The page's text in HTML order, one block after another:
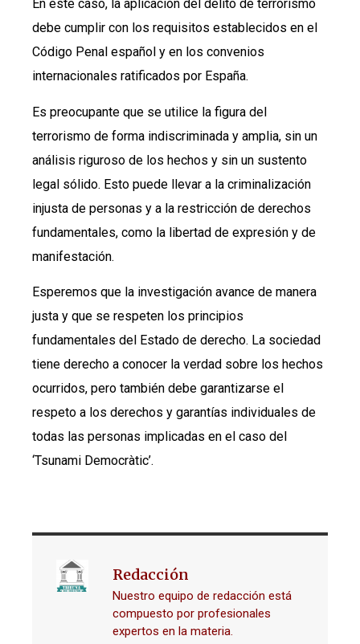
En este caso, la aplicación del delito de terrorismo
debe cumplir con los requisitos establecidos en el
Código Penal español y en los convenios
internacionales ratificados por España.
Es preocupante que se utilice la figura del
terrorismo de forma indiscriminada y amplia, sin un
análisis riguroso de los hechos y sin un sustento
legal sólido. Esto puede llevar a la criminalización
injusta de personas y a la restricción de derechos
fundamentales, como la libertad de expresión y de
manifestación.
Esperemos que la investigación avance de manera
justa y que se respeten los principios
fundamentales del Estado de derecho. La sociedad
tiene derecho a conocer la verdad sobre los hechos
ocurridos, pero también debe garantizarse el
respeto a los derechos y garantías individuales de
todas las personas implicadas en el caso del
‘Tsunami Democràtic’.
Redacción
Nuestro equipo de redacción está
compuesto por profesionales
expertos en la materia.